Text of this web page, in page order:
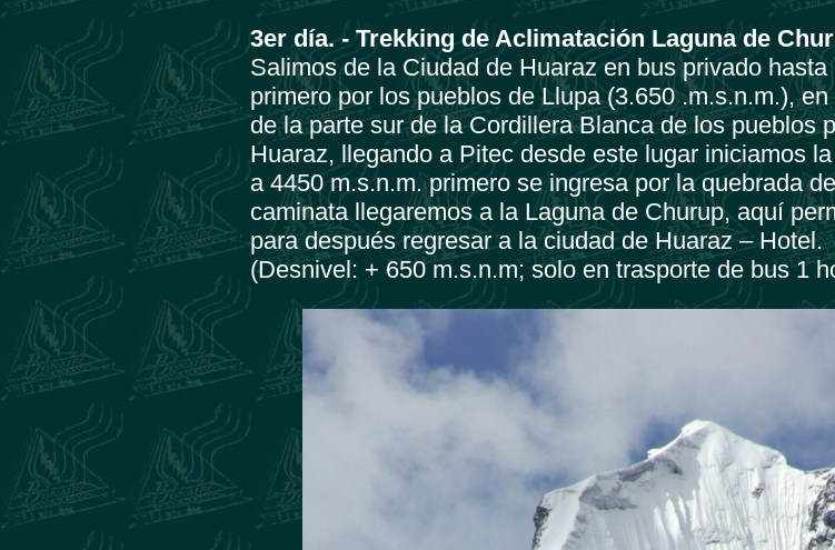
3er día. - Trekking de Aclimatación Laguna de
Salimos de la Ciudad de Huaraz en bus privado
primero por los pueblos de Llupa (3.650 .m.s.n.m.),
de la parte sur de la Cordillera Blanca de los pueblos
Huaraz, llegando a Pitec desde este lugar iniciamos
a 4450 m.s.n.m. primero se ingresa por la quebrada
caminata llegaremos a la Laguna de Churup, aquí
para después regresar a la ciudad de Huaraz – Hotel.
(Desnivel: + 650 m.s.n.m; solo en trasporte de bus 1